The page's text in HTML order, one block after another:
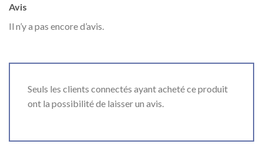
Avis
Il n’y a pas encore d’avis.
Seuls les clients connectés ayant acheté ce produit
ont la possibilité de laisser un avis.